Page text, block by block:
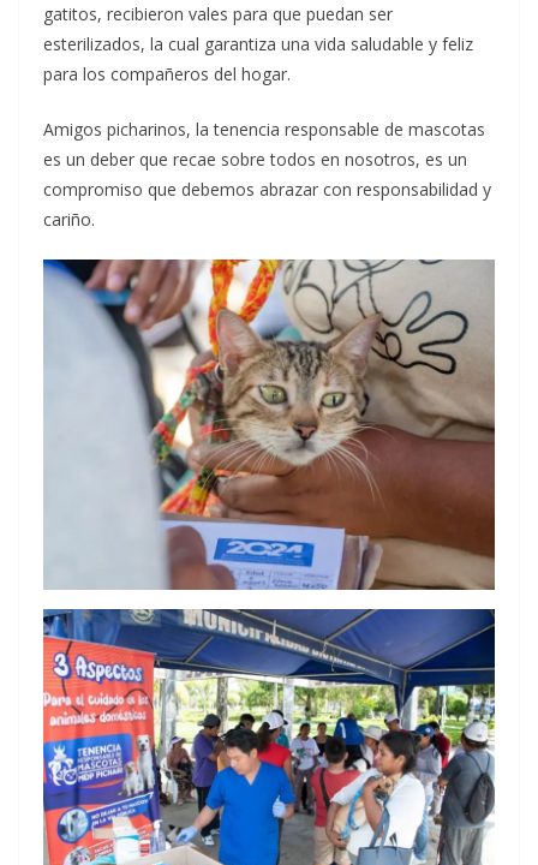
gatitos, recibieron vales para que puedan ser
esterilizados, la cual garantiza una vida saludable y feliz
para los compañeros del hogar.
Amigos picharinos, la tenencia responsable de mascotas
es un deber que recae sobre todos en nosotros, es un
compromiso que debemos abrazar con responsabilidad y
cariño.